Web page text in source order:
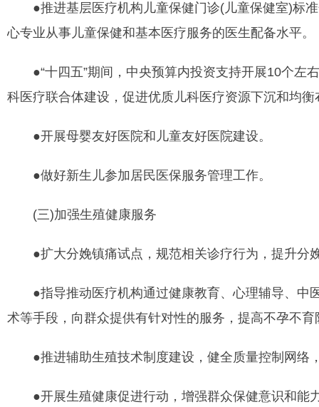
●推进基层医疗机构儿童保健门诊(儿童保健室)标准
心专业从事儿童保健和基本医疗服务的医生配备水平。
●“十四五”期间，中央预算内投资支持开展10个左
科医疗联合体建设，促进优质儿科医疗资源下沉和均衡
●开展母婴友好医院和儿童友好医院建设。
●做好新生儿参加居民医保服务管理工作。
(三)加强生殖健康服务
●扩大分娩镇痛试点，规范相关诊疗行为，提升分
●指导推动医疗机构通过健康教育、心理辅导、中
术等手段，向群众提供有针对性的服务，提高不孕不育
●推进辅助生殖技术制度建设，健全质量控制网络
●开展生殖健康促进行动，增强群众保健意识和能